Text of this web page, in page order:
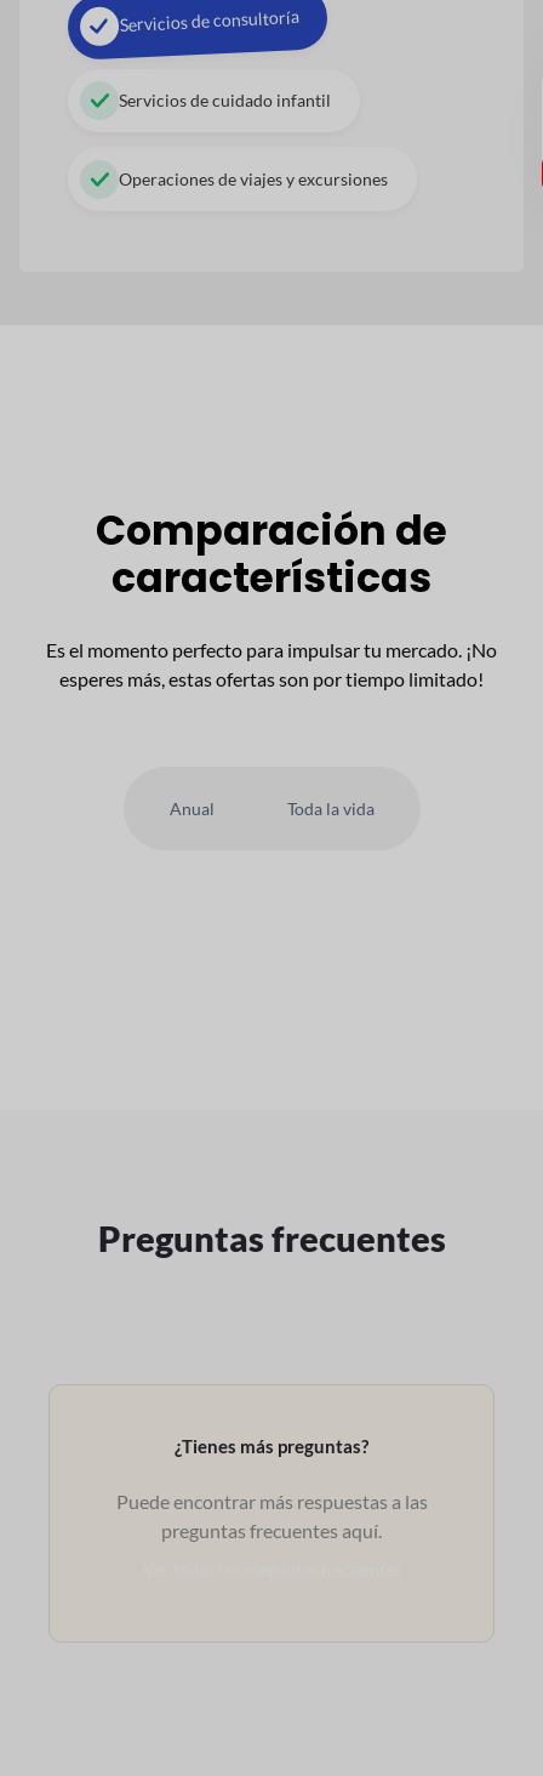
Servicios de consultoría
Servicios de cuidado infantil
Operaciones de viajes y excursiones
Comparación de
características
Es el momento perfecto para impulsar tu mercado. ¡No
esperes más, estas ofertas son por tiempo limitado!
Anual Toda la vida
Preguntas frecuentes
¿Tienes más preguntas?
Puede encontrar más respuestas a las
preguntas frecuentes aquí.